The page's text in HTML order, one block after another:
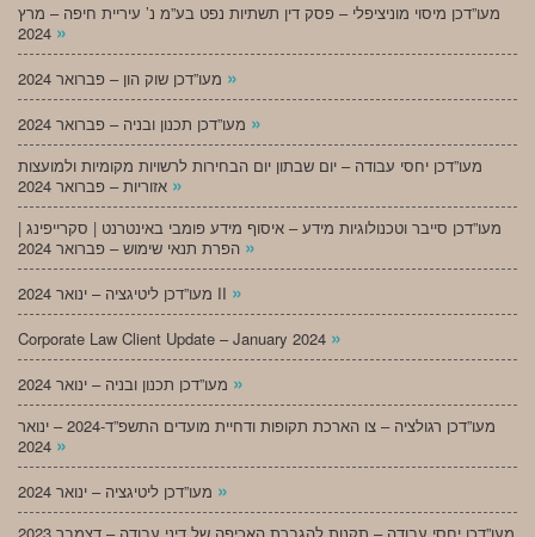
מעו”דכן מיסוי מוניציפלי – פסק דין תשתיות נפט בע”מ נ’ עיריית חיפה – מרץ
»
»
»
מעו”דכן יחסי עבודה – יום שבתון יום הבחירות לרשויות מקומיות ולמועצות
»
מעו”דכן סייבר וטכנולוגיות מידע – איסוף מידע פומבי באינטרנט | סקרייפינג |
»
מעו”דכן ליטיגציה – ינואר 2024 II »
Corporate Law Client Update – January 2024 »
»
מעו”דכן רגולציה – צו הארכת תקופות ודחיית מועדים התשפ”ד-2024 – ינואר
»
»